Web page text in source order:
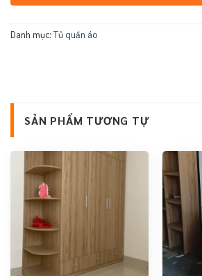
Danh mục: Tủ quần áo
SẢN PHẨM TƯƠNG TỰ